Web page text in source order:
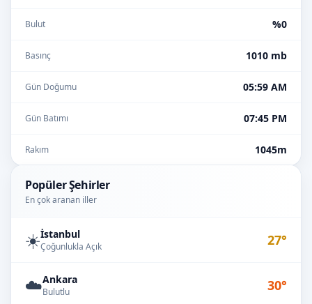
Bulut %0
Basınç 1010 mb
Gün Doğumu 05:59 AM
Gün Batımı 07:45 PM
Rakım 1045m
Popüler Şehirler
En çok aranan iller
☀️İstanbul
Çoğunlukla Açık 27°
☁️Ankara
Bulutlu 30°